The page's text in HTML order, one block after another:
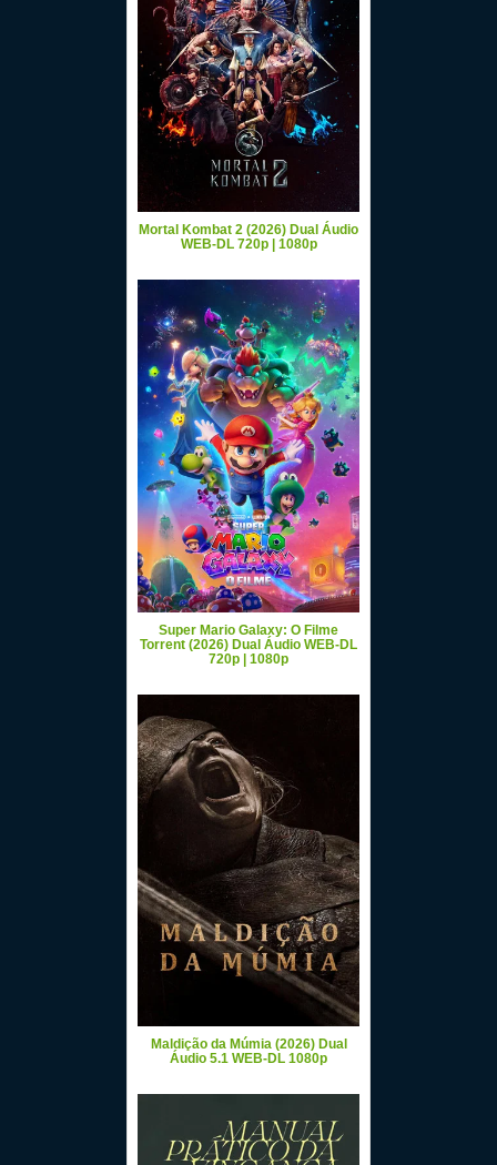
Mortal Kombat 2 (2026) Dual Áudio
WEB-DL 720p | 1080p
Super Mario Galaxy: O Filme
Torrent (2026) Dual Áudio WEB-DL
720p | 1080p
Maldição da Múmia (2026) Dual
Áudio 5.1 WEB-DL 1080p